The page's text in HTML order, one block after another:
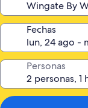
Fechas
Personas